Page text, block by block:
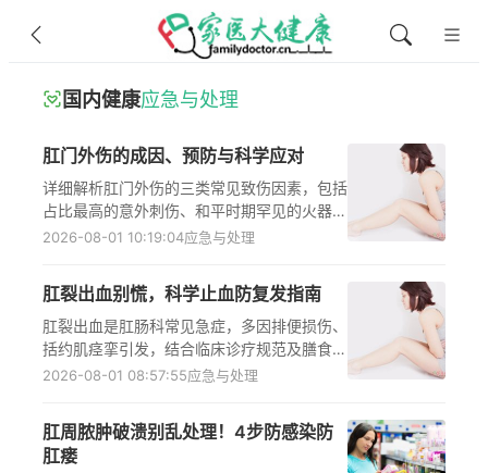
国内健康应急与处理
肛门外伤的成因、预防与科学应对
详细解析肛门外伤的三类常见致伤因素，包括
占比最高的意外刺伤、和平时期罕见的火器性
损伤，以及涉及医源性操作或异常行为的挫裂
往正规医疗机构就诊，在医生指导下接受规范
诊断与治疗，避免因自行处理不当引发感染、
直肠穿孔、肛门失禁等严重并发症。
2026-08-01 10:19:04应急与处理
肛裂出血别慌，科学止血防复发指南
肛裂出血是肛肠科常见急症，多因排便损伤、
括约肌痉挛引发，结合临床诊疗规范及膳食指
南，详细讲解压迫止血、温水坐浴、改善排
者快速稳定病情、促进肛裂愈合，避免错误处
理加重症状
2026-08-01 08:57:55应急与处理
肛周脓肿破溃别乱处理！4步防感染防
肛瘘